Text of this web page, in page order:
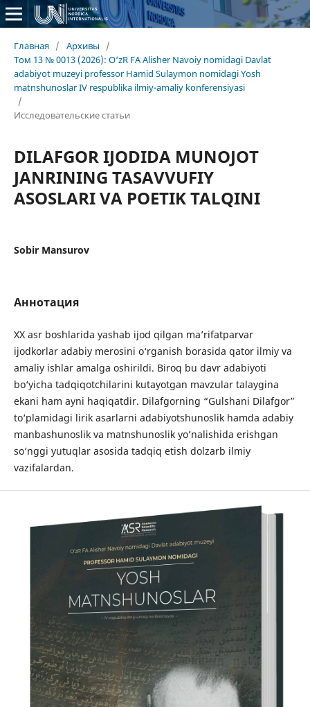
Главная / Архивы
/
Том 13 № 0013 (2026): O‘zR FA Alisher Navoiy nomidagi Davlat
adabiyot muzeyi professor Hamid Sulaymon nomidagi Yosh
matnshunoslar IV respublika ilmiy-amaliy konferensiyasi
/
Исследовательские статьи
DILAFGOR IJODIDA MUNOJOT
JANRINING TASAVVUFIY
ASOSLARI VA POETIK TALQINI
Sobir Mansurov
Аннотация
XX asr boshlarida yashab ijod qilgan maʼrifatparvar
ijodkorlar adabiy merosini o‘rganish borasida qator ilmiy va
amaliy ishlar amalga oshirildi. Biroq bu davr adabiyoti
bo‘yicha tadqiqotchilarini kutayotgan mavzular talaygina
ekani ham ayni haqiqatdir. Dilafgorning “Gulshani Dilafgor”
to‘plamidagi lirik asarlarni adabiyotshunoslik hamda adabiy
manbashunoslik va matnshunoslik yo’nalishida erishgan
so‘nggi yutuqlar asosida tadqiq etish dolzarb ilmiy
vazifalardan.